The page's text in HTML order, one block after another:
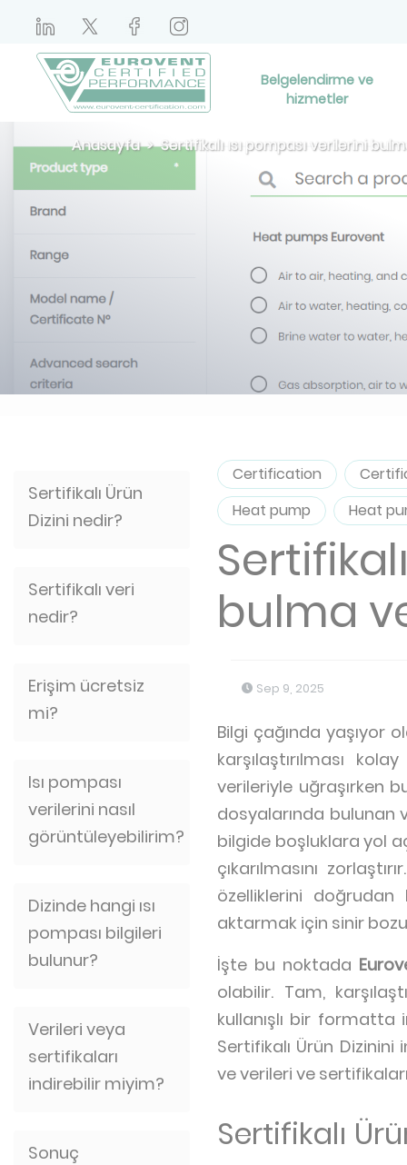
Belgelendirme ve
hizmetler
Anasayfa Sertifikalı ısı pompası verilerini
Sertifikalı Ürün
Dizini nedir?
Sertifikalı veri
nedir?
Erişim ücretsiz
mi?
Isı pompası
verilerini nasıl
görüntüleyebilirim?
Dizinde hangi ısı
pompası bilgileri
bulunur?
Verileri veya
sertifikaları
indirebilir miyim?
Sonuç
Certification
Heat pump
Heat
bulma
Sep 9, 2025
Bilgi çağında yaşıyor
karşılaştırılması
verileriyle uğraşırken
dosyalarında bulunan
bilgide boşluklara yol
çıkarılmasını
özelliklerini doğrudan
aktarmak için sinir
İşte bu noktada
olabilir. Tam,
kullanışlı bir formatta
Sertifikalı Ürün
ve verileri ve
Sertifikalı